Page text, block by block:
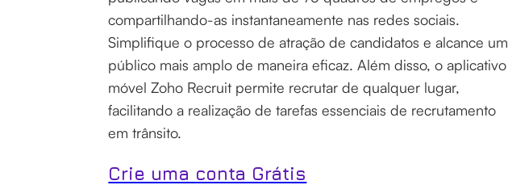
compartilhando-as instantaneamente nas redes sociais.
Simplifique o processo de atração de candidatos e alcance um
público mais amplo de maneira eficaz. Além disso, o aplicativo
móvel Zoho Recruit permite recrutar de qualquer lugar,
facilitando a realização de tarefas essenciais de recrutamento
em trânsito.
Crie uma conta Grátis